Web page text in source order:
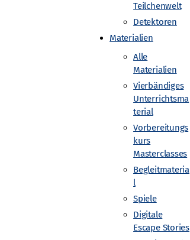
Teilchenwelt
Detektoren
Materialien
Alle
Materialien
Vierbändiges
Unterrichtsma
terial
Vorbereitungs
kurs
Masterclasses
Begleitmateria
l
Spiele
Digitale
Escape Stories